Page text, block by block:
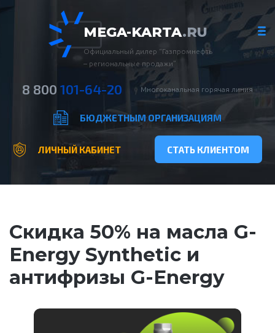
MEGA-KARTA.RU
Официальный дилер “Газпромнефть
– региональные продажи”
8 800 101-64-20 Многоканальная горячая линия
БЮДЖЕТНЫМ ОРГАНИЗАЦИЯМ
ЛИЧНЫЙ КАБИНЕТ СТАТЬ КЛИЕНТОМ
Скидка 50% на масла G-
Energy Synthetic и
антифризы G-Energy